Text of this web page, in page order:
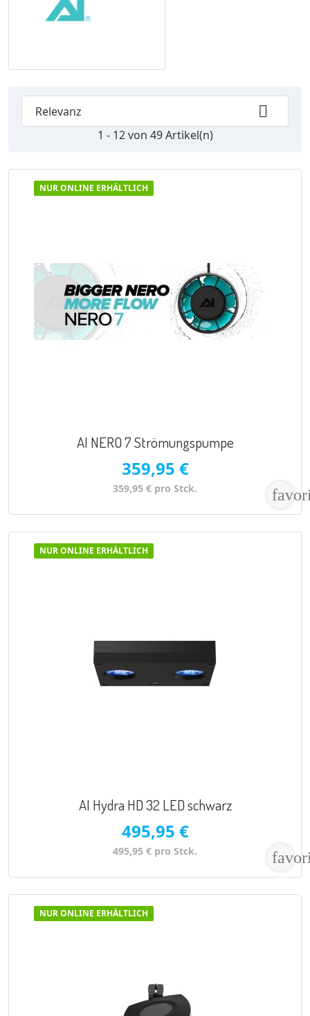
Relevanz 
1 - 12 von 49 Artikel(n)
NUR ONLINE ERHÄLTLICH
AI NERO 7 Strömungspumpe
359,95 €
359,95 € pro Stck.
NUR ONLINE ERHÄLTLICH
AI Hydra HD 32 LED schwarz
495,95 €
495,95 € pro Stck.
NUR ONLINE ERHÄLTLICH
VORSCHAU
 VORSCHAU